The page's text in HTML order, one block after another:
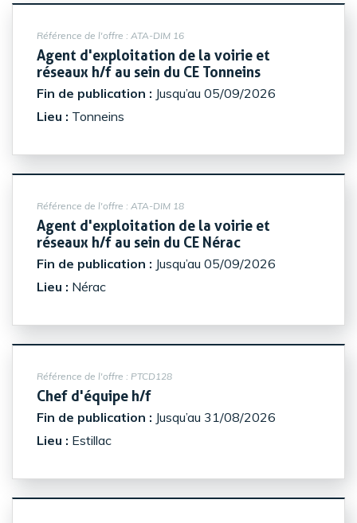
Référence de l'offre : ATA-DIM 16
Agent d'exploitation de la voirie et
réseaux h/f au sein du CE Tonneins(Nouvelle
Fin de publication : Jusqu’au 05/09/2026
Lieu : Tonneins
Référence de l'offre : ATA-DIM 18
Agent d'exploitation de la voirie et
réseaux h/f au sein du CE Nérac(Nouvelle
Fin de publication : Jusqu’au 05/09/2026
Lieu : Nérac
Référence de l'offre : PTCD128
Chef d'équipe h/f(Nouvelle fenêtre)
Fin de publication : Jusqu’au 31/08/2026
Lieu : Estillac